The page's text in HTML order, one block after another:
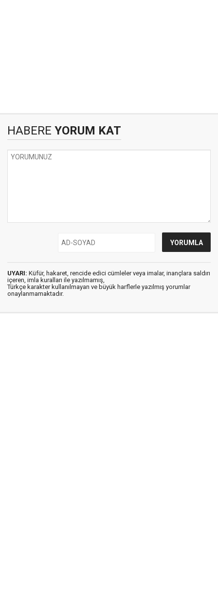
HABERE YORUM KAT
UYARI: Küfür, hakaret, rencide edici cümleler veya imalar, inançlara saldırı
içeren, imla kuralları ile yazılmamış,
Türkçe karakter kullanılmayan ve büyük harflerle yazılmış yorumlar
onaylanmamaktadır.